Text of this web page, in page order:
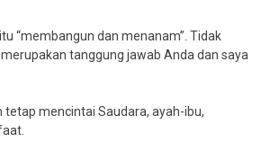
“membangun dan menanam”. Tidak
tanggung jawab Anda dan saya
mencintai Saudara, ayah-ibu,